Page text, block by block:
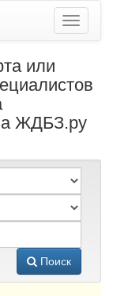
или
ЖДБЗ.ру
Поиск